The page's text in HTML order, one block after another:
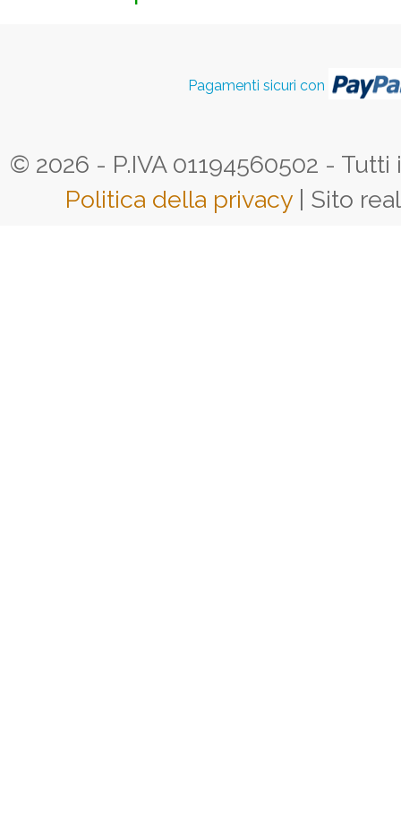
Pagamenti sicuri con
© 2026 - P.IVA 01194560502 -
Politica della privacy | Sito